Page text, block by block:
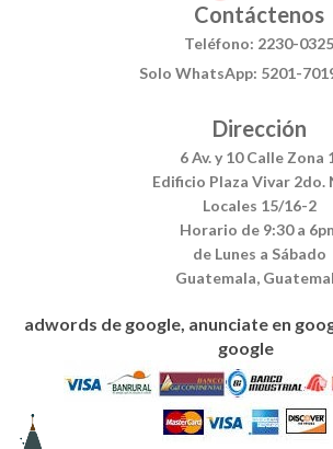
Contáctenos
Teléfono: 2230-0325
Solo WhatsApp: 5201-
Dirección
6 Av. y 10 Calle Zona
Edificio Plaza Vivar 2do.
Locales 15/16-2
Horario de 9:30 a
de Lunes a Sábado
Guatemala,
adwords de google, anunciate en
google